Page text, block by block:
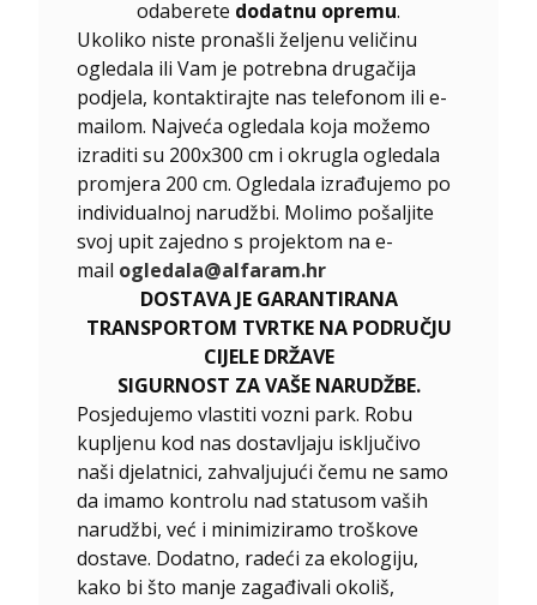
odaberete dodatnu opremu.
Ukoliko niste pronašli željenu veličinu
ogledala ili Vam je potrebna drugačija
podjela, kontaktirajte nas telefonom ili e-
mailom. Najveća ogledala koja možemo
izraditi su 200x300 cm i okrugla ogledala
promjera 200 cm. Ogledala izrađujemo po
individualnoj narudžbi. Molimo pošaljite
svoj upit zajedno s projektom na e-
mail ogledala@alfaram.hr
DOSTAVA JE GARANTIRANA
TRANSPORTOM TVRTKE NA PODRUČJU
CIJELE DRŽAVE
SIGURNOST ZA VAŠE NARUDŽBE.
Posjedujemo vlastiti vozni park. Robu
kupljenu kod nas dostavljaju isključivo
naši djelatnici, zahvaljujući čemu ne samo
da imamo kontrolu nad statusom vaših
narudžbi, već i minimiziramo troškove
dostave. Dodatno, radeći za ekologiju,
kako bi što manje zagađivali okoliš,